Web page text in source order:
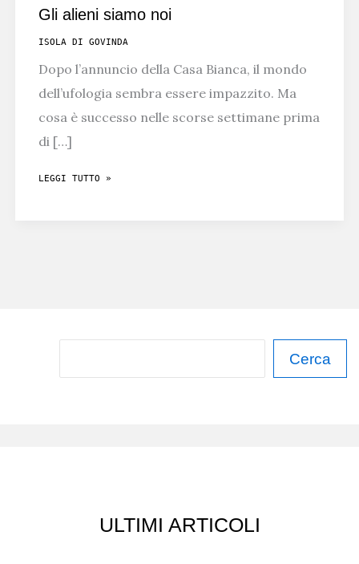
Gli alieni siamo noi
ISOLA DI GOVINDA
Dopo l’annuncio della Casa Bianca, il mondo
dell’ufologia sembra essere impazzito. Ma
cosa è successo nelle scorse settimane prima
di […]
GLI
LEGGI TUTTO »
Cerca
ULTIMI ARTICOLI